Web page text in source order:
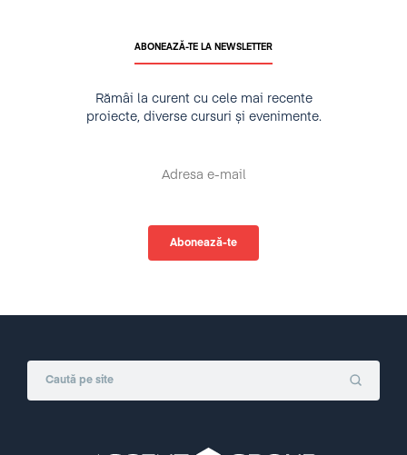
ABONEAZĂ-TE LA NEWSLETTER
Rămâi la curent cu cele mai recente
proiecte, diverse cursuri și evenimente.